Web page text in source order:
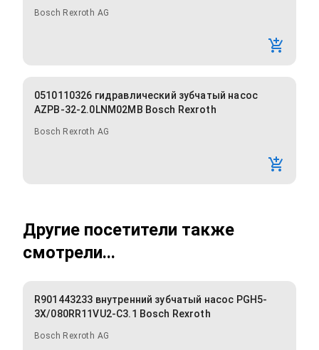
Bosch Rexroth AG
0510110326 гидравлический зубчатый насос
AZPB-32-2.0LNM02MB Bosch Rexroth
Bosch Rexroth AG
Другие посетители также
смотрели...
R901443233 внутренний зубчатый насос PGH5-
3X/080RR11VU2-C3.1 Bosch Rexroth
Bosch Rexroth AG